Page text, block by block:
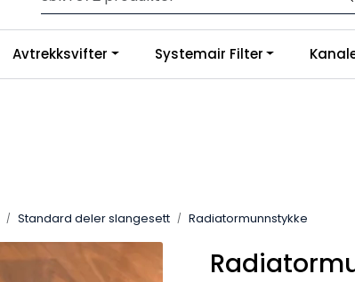
Gratis frakt på ordrer over 3.000 kr inkl.mva
Avtrekksvifter Systemair Filter
Standard deler slangesett Radiatormunnstykke